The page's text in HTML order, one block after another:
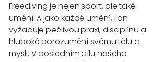
Freediving je nejen sport, ale také
umění. A jako každé umění, i on
vyžaduje pečlivou praxi, disciplínu a
hluboké porozumění svému tělu a
mysli. V posledním dílu našeho